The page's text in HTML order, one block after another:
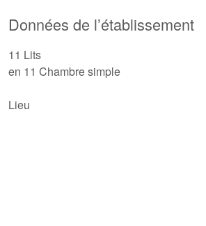
Données de l’établissement
11 Lits
en 11 Chambre simple
Lieu